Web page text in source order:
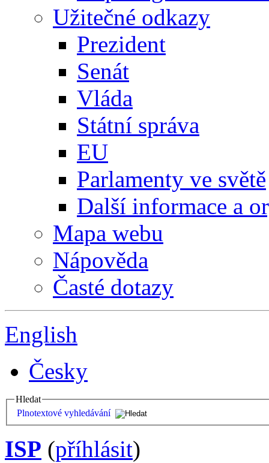
Užitečné odkazy
Prezident
Senát
Vláda
Státní správa
EU
Parlamenty ve světě
Další informace a
Mapa webu
Nápověda
Časté dotazy
English
Česky
Hledat
Plnotextové vyhledávání
ISP (příhlásit)